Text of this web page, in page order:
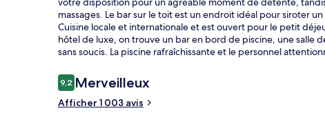
massages. Le bar sur le toit est un endroit idéal pour siroter
Cuisine locale et internationale et est ouvert pour le petit
hôtel de luxe, on trouve un bar en bord de piscine, une salle
sans soucis. La piscine rafraîchissante et le personnel
Avis
voyageurs
9,29,2 sur 10
Merveilleux
Afficher 1 003 avis